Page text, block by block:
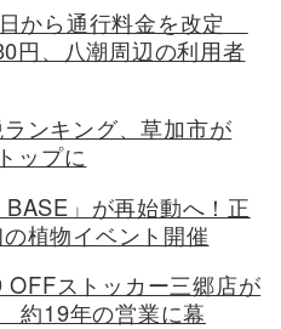
から通行料金を改定
円、八潮周辺の利用者
ンキング、草加市が
ップに
」が再始動へ！正
植物イベント開催
OFFストッカー三郷店が
約19年の営業に幕